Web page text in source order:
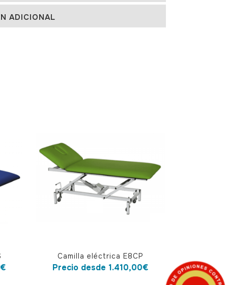
ADICIONAL
€
producto
Camilla eléctrica E8CP
Precio desde 1.410,00€